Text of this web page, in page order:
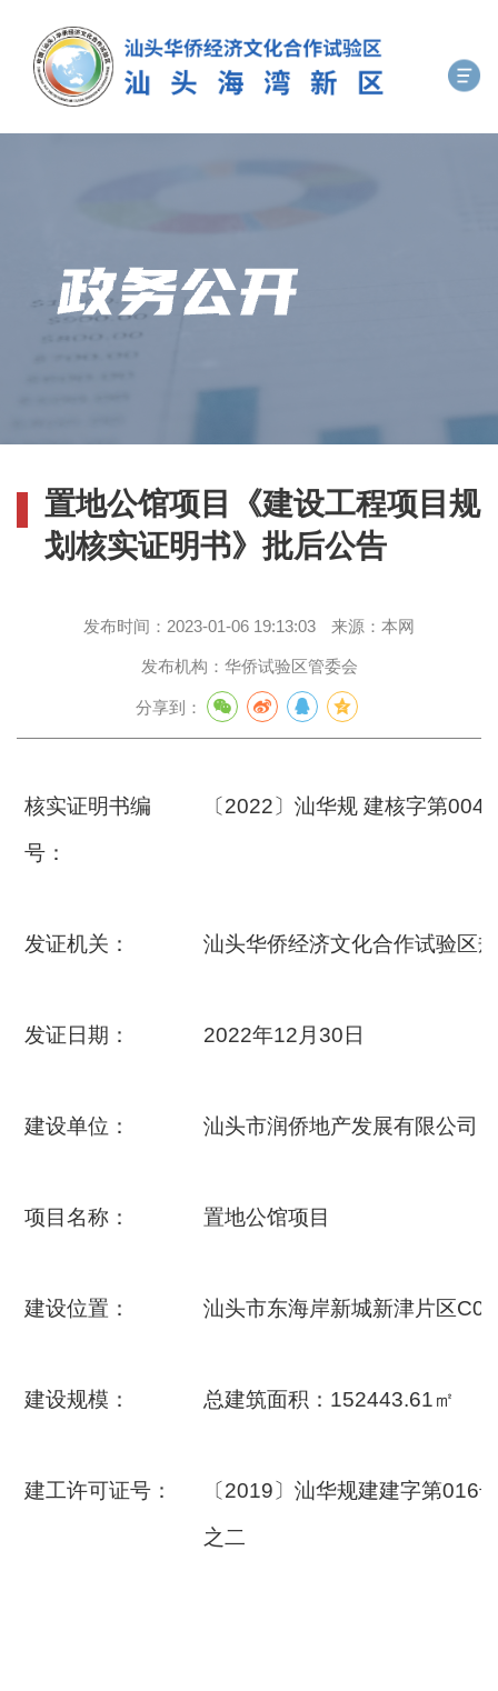
置地公馆项目《建设工程项目规
划核实证明书》批后公告
发布时间： 2023-01-06 19:13:03 来源： 本网
发布机构： 华侨试验区管委会
分享到：
核实证明书编
号：
〔2022〕汕华规 建核字第004
发证机关： 汕头华侨经济文化合作试验区
发证日期： 2022年12月30日
建设单位： 汕头市润侨地产发展有限公司
项目名称： 置地公馆项目
建设位置： 汕头市东海岸新城新津片区
建设规模： 总建筑面积：152443.61㎡
建工许可证号：
〔2019〕汕华规建建字第016
之二